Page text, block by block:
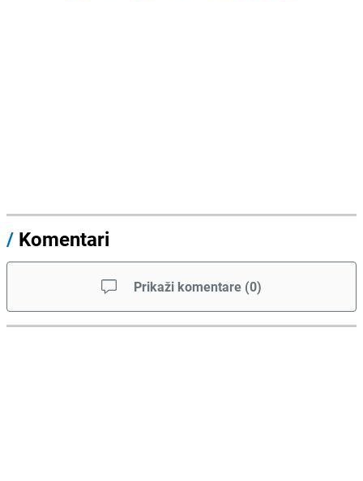
/ Komentari
Prikaži komentare (0)